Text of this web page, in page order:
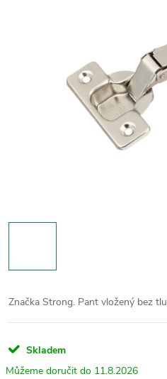
Značka Strong. Pant vložený bez
Skladem
11.8.2026